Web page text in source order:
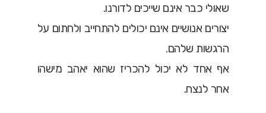
שאולי כבר אינם שייכים לדורנו.
יצורים אנושיים אינם יכולים להתחייב ולחתום על
הרגשות שלהם.
אף אחד לא יכול להכריז שהוא יאהב מישהו
אחר לנצח.